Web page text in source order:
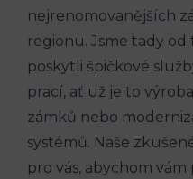
nejrenomovanějších
regionu. Jsme tady
poskytli špičkové
prací, ať už je to
zámků nebo
systémů. Naše
pro vás, abychom vám